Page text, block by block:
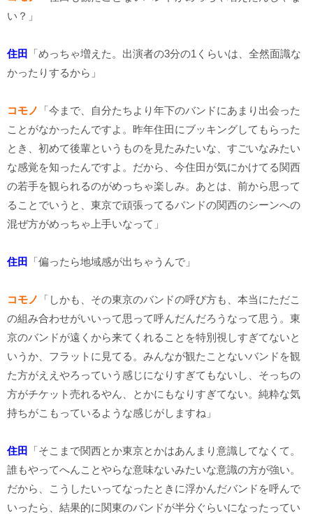
い？」
住田
「めっちゃ増えた。出演者の3分の1くらいは、全然面識な
かったりするから」
コモノ
「今まで、自分たちより年下のバンドにあまり出会った
ことがなかったんですよ。昨年住田にブッキングしてもらった
とき、初めて後輩というものを見たみたいな、すごいなみたい
な感覚を知ったんですよ。だから、今住田が気にかけてる関西
の若手を観られるのがめっちゃ楽しみ。あとは、前から思って
ることでいうと、東京で頑張ってるバンドの関西のシーンへの
混ぜ方がめっちゃ上手いなって」
住田 「偏ったら地域感が出ちゃうんで」
コモノ
「しかも、その東京のバンドの呼び方も、本当にただこ
の組み合わせがいいって思って呼んだんだろうなって思う。東
京のバンドが遠くから来てくれることを特別視しすぎてないと
いうか、フラットに見てる。みんなが観たことないバンドを観
た方がええやろっていう感じになりすぎてもないし、そっちの
方がチケット売れるやん、とかにもなりすぎてない。純粋な気
持ちがこもっているような感じがしますね」
住田
「そこまで関西とか東京とかはあんまり意識してなくて。
誰もやってへんことやらな意味ないみたいな意識の方が強い。
だから、こうしたいってなったときに浮かんだバンドを呼んで
いったら、結果的に関東のバンドが半分ぐらいになったってい